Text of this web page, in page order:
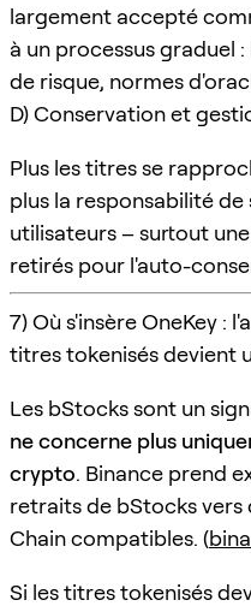
largement accepté
à un processus graduel
de risque, normes
D) Conservation et
Plus les titres se
plus la responsabilité
utilisateurs – surtout
retirés pour l'auto-
7) Où s'insère OneKey :
titres tokenisés devient
Les bStocks sont un
ne concerne plus
crypto. Binance prend
retraits de bStocks vers
Chain compatibles. (
Si les titres tokenisés